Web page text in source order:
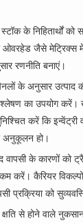
के निहितार्थों
जैसे मेट्रिक्स
रणनीति बनाएं।
के अनुसार उत्पाद
का उपयोग करें।
करें कि इन्वेंट्री
अनुकूलन हो।
वापसी के कारणों को
करें। कैरियर विकल्पों
प्रक्रिया को
क्षति से होने वाले